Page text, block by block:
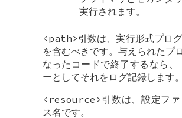
実行されます。
<path>引数は、実行形式プロ
を含むべきです。与えられたプ
なったコードで終了するなら、
ーとしてそれをログ記録します。
<resource>引数は、設定ファ
ス名です。